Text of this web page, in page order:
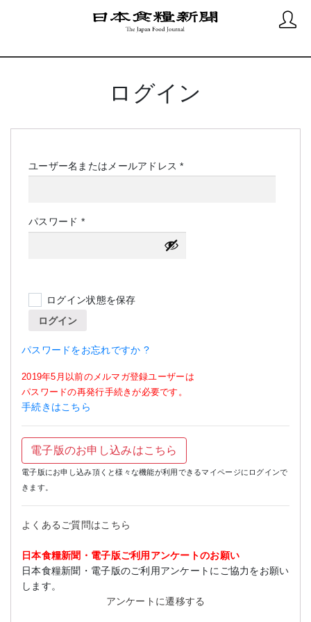
ログイン
ユーザー名またはメールアドレス*必
パスワード *必
須
ログイン状態を保存
ログイン
パスワードをお忘れですか ?
2019年5月以前のメルマガ登録ユーザーは
パスワードの再発行手続きが必要です。
手続きはこちら
電子版のお申し込みはこちら
電子版にお申し込み頂くと様々な機能が利用できるマイページにログインで
きます。
よくあるご質問はこちら
日本食糧新聞・電子版ご利用アンケートのお願い
日本食糧新聞・電子版のご利用アンケートにご協力をお願い
します。
アンケートに遷移する